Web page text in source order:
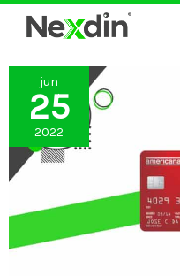
para
conteúdo
jun
25
2022